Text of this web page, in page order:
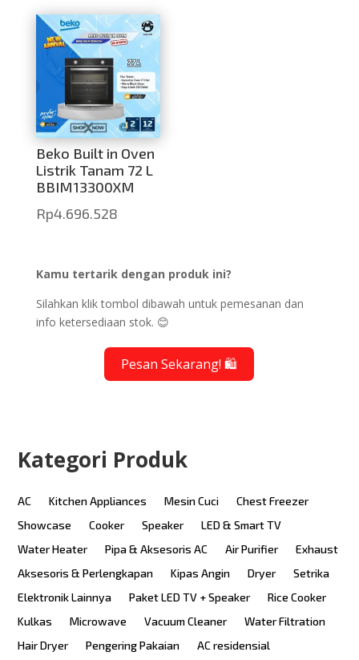
Beko Built in Oven
Listrik Tanam 72 L
BBIM13300XM
Rp4.696.528
Kamu tertarik dengan produk ini?
Silahkan klik tombol dibawah untuk pemesanan dan
info ketersediaan stok. 😊
Pesan Sekarang! 🛍️
Kategori Produk
AC Kitchen Appliances Mesin Cuci
Chest Freezer
Showcase
Cooker Speaker
LED & Smart TV
Water Heater
Pipa & Aksesoris AC Air Purifier
Exhaust
Aksesoris & Perlengkapan
Kipas Angin Dryer
Setrika
Elektronik Lainnya
Paket LED TV + Speaker
Rice Cooker
Kulkas
Microwave Vacuum Cleaner
Water Filtration
Hair Dryer
Pengering Pakaian
AC residensial